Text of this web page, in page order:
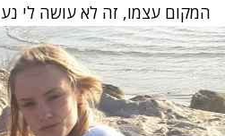
המקום עצמו, זה לא עושה לי